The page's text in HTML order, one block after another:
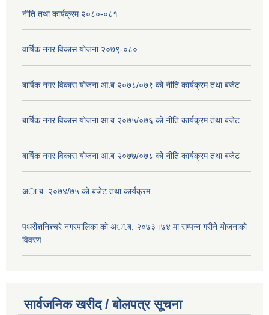
नीति तथा कार्यक्रम २०८०-०८१
वार्षिक नगर विकास योजना २०७९-०८०
बार्षिक नगर विकास योजना आ.ब २०७८/०७९ को नीति कार्यक्रम तथा बजेट
बार्षिक नगर विकास योजना आ.ब २०७५/०७६ को नीति कार्यक्रम तथा बजेट
बार्षिक नगर विकास योजना आ.ब २०७७/०७८ को नीति कार्यक्रम तथा बजेट
अा.ब. २०७४/७५ काे बजेट तथा कार्यक्रम
पथरीशनिश्चरे नगरपालिका काे अा.ब. २०७३।७४ मा सम्पन्न गरीने याेजनाकाे
विवरण
सार्वजनिक खरीद / बोलपत्र सूचना